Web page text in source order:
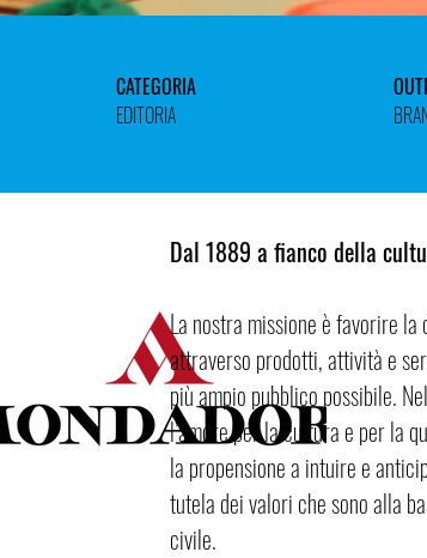
CATEGORIA
EDITORIA
Dal 1889 a fianco della
La nostra missione è favorire
attraverso prodotti, attività e
più ampio pubblico possibile.
l’amore per la cultura e per la
la propensione a intuire e
tutela dei valori che sono alla
civile.